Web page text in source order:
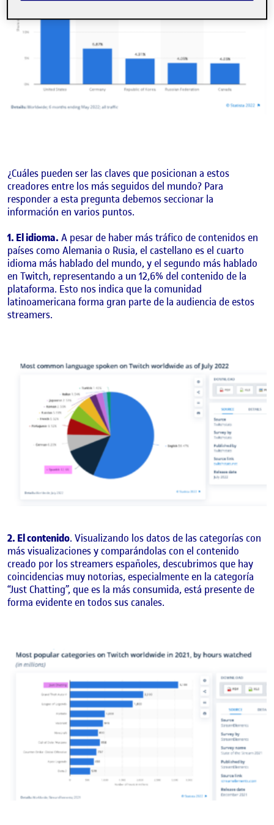
¿Cuáles pueden ser las claves que posicionan a estos
creadores entre los más seguidos del mundo? Para
responder a esta pregunta debemos seccionar la
información en varios puntos.
1. El idioma. A pesar de haber más tráfico de contenidos en
países como Alemania o Rusia, el castellano es el cuarto
idioma más hablado del mundo, y el segundo más hablado
en Twitch, representando a un 12,6% del contenido de la
plataforma. Esto nos indica que la comunidad
latinoamericana forma gran parte de la audiencia de estos
streamers.
2. El contenido. Visualizando los datos de las categorías con
más visualizaciones y comparándolas con el contenido
creado por los streamers españoles, descubrimos que hay
coincidencias muy notorias, especialmente en la categoría
“Just Chatting”, que es la más consumida, está presente de
forma evidente en todos sus canales.